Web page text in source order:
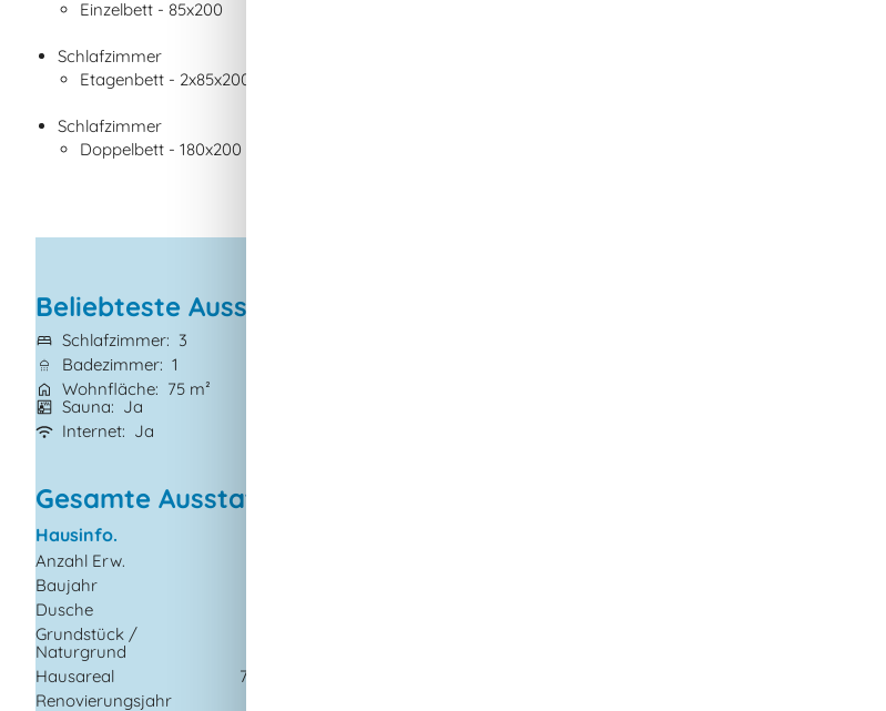
Einzelbett - 85x200
Schlafzimmer
Etagenbett - 2x85x200
Schlafzimmer
Doppelbett - 180x200
Beliebteste Ausstattungen
Schlafzimmer
3
Badezimmer 1
Wohnfläche
75 m²
Sauna
Ja
Internet
Ja
Gesamte Ausstattung
Hausinfo.
Anzahl Erw.
Baujahr
Dusche
Grundstück /
Naturgrund
Hausareal
75 m²
Renovierungsjahr